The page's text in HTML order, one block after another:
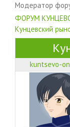
Модератор
ФОРУМ
Кунцевский
kuntsevo-